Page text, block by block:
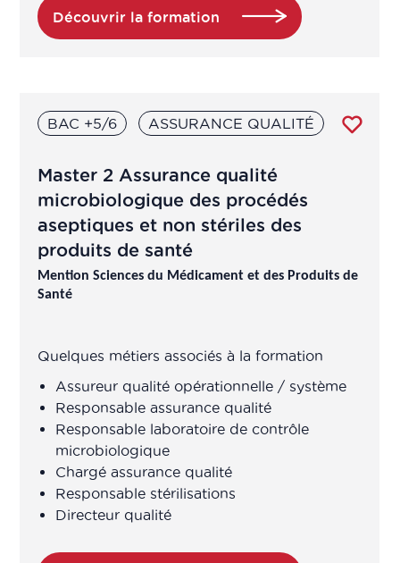
BIO-STATISTICIEN
Business Developer
Chargé accès au marché
Chargé affaires réglementaires
international
Chargé amélioration continue
Chargé amélioration continue
Chargé assurance qualité
Découvrir la formation
BAC +5/6 ASSURANCE QUALITÉ
Master 2 Assurance qualité
microbiologique des procédés
aseptiques et non stériles des
produits de santé
Mention Sciences du Médicament et des Produits de
Santé
Quelques métiers associés à la formation
Assureur qualité opérationnelle / système
Responsable assurance qualité
Responsable laboratoire de contrôle
microbiologique
Chargé assurance qualité
Responsable stérilisations
Directeur qualité